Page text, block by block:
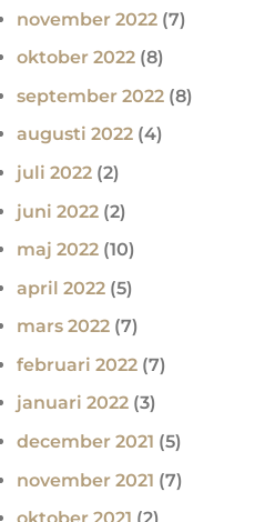
november 2022 (7)
oktober 2022 (8)
september 2022 (8)
augusti 2022 (4)
juli 2022 (2)
juni 2022 (2)
maj 2022 (10)
april 2022 (5)
mars 2022 (7)
februari 2022 (7)
januari 2022 (3)
december 2021 (5)
november 2021 (7)